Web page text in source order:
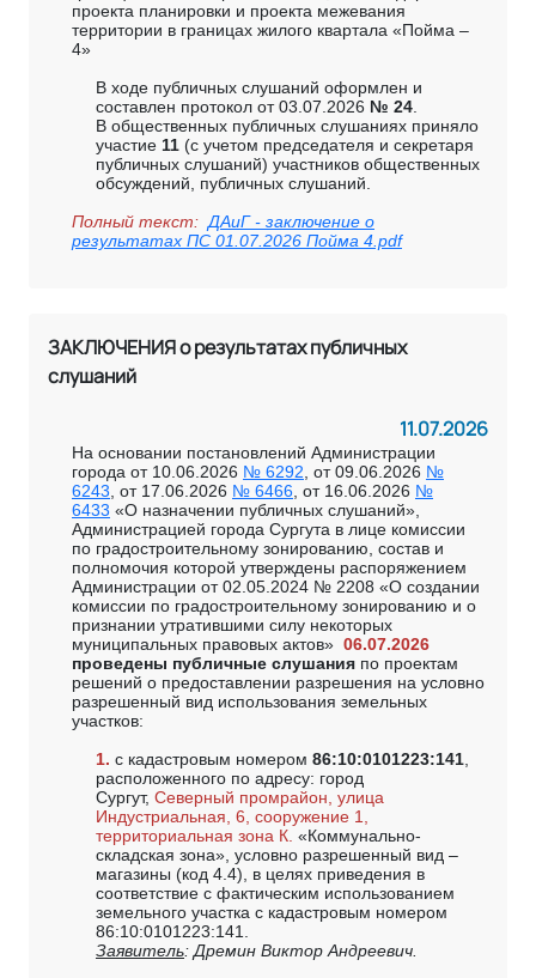
проекта планировки и проекта межевания
территории в границах жилого квартала «Пойма –
4»
В ходе публичных слушаний оформлен и
составлен протокол от 03.07.2026 № 24.
В общественных публичных слушаниях приняло
участие 11 (с учетом председателя и секретаря
публичных слушаний) участников общественных
обсуждений, публичных слушаний.
Полный текст: ДАиГ - заключение о
результатах ПС 01.07.2026 Пойма 4.pdf
ЗАКЛЮЧЕНИЯ о результатах публичных
слушаний
11.07.2026
На основании постановлений Администрации
города от 10.06.2026 № 6292, от 09.06.2026 №
6243, от 17.06.2026 № 6466, от 16.06.2026 №
6433 «О назначении публичных слушаний»,
Администрацией города Сургута в лице комиссии
по градостроительному зонированию, состав и
полномочия которой утверждены распоряжением
Администрации от 02.05.2024 № 2208 «О создании
комиссии по градостроительному зонированию и о
признании утратившими силу некоторых
муниципальных правовых актов» 06.07.2026
проведены публичные слушания по проектам
решений о предоставлении разрешения на условно
разрешенный вид использования земельных
участков:
1. с кадастровым номером 86:10:0101223:141,
расположенного по адресу: город
Сургут, Северный промрайон, улица
Индустриальная, 6, сооружение 1,
территориальная зона К. «Коммунально-
складская зона», условно разрешенный вид –
магазины (код 4.4), в целях приведения в
соответствие с фактическим использованием
земельного участка с кадастровым номером
86:10:0101223:141.
Заявитель: Дремин Виктор Андреевич.